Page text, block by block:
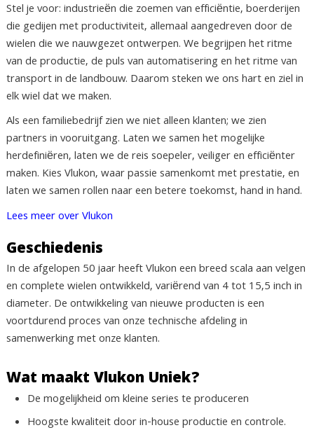
Stel je voor: industrieën die zoemen van efficiëntie, boerderijen
die gedijen met productiviteit, allemaal aangedreven door de
wielen die we nauwgezet ontwerpen. We begrijpen het ritme
van de productie, de puls van automatisering en het ritme van
transport in de landbouw. Daarom steken we ons hart en ziel in
elk wiel dat we maken.
Als een familiebedrijf zien we niet alleen klanten; we zien
partners in vooruitgang. Laten we samen het mogelijke
herdefiniëren, laten we de reis soepeler, veiliger en efficiënter
maken. Kies Vlukon, waar passie samenkomt met prestatie, en
laten we samen rollen naar een betere toekomst, hand in hand.
Lees meer over Vlukon
Geschiedenis
In de afgelopen 50 jaar heeft Vlukon een breed scala aan velgen
en complete wielen ontwikkeld, variërend van 4 tot 15,5 inch in
diameter. De ontwikkeling van nieuwe producten is een
voortdurend proces van onze technische afdeling in
samenwerking met onze klanten.
Wat maakt Vlukon Uniek?
De mogelijkheid om kleine series te produceren
Hoogste kwaliteit door in-house productie en controle.